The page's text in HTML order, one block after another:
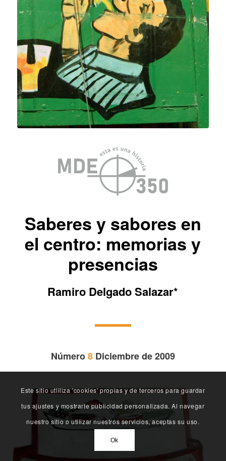
Saberes y sabores en
el centro: memorias y
presencias
Ramiro Delgado Salazar*
Número8Diciembre de 2009
Este sitio utliliza 'cookies' propias y de terceros para guardar
tus ajustes y mostrarte publicidad personalizada. Al navegar
nuestro sitio o utilizar nuestros servicios, aceptas su uso.
Ok